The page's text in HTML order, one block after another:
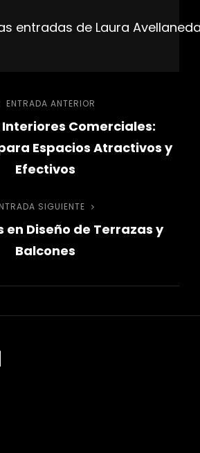
entradas de Laura
Entrada
anterior
ENTRADA ANTERIOR
Interiores Comerciales:
Espacios Atractivos y
Efectivos
Entrada
siguiente
SIGUIENTE
en Diseño de Terrazas y
Balcones